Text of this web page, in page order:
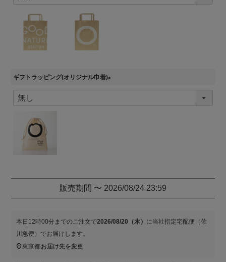
ギフトラッピング(オリジナル巾着)
(
販売期間 〜 2026/08/24 23:59
本日 12時00分 までのご注文で2026/08/20（木） に当社指定宅配便（佐
川急便） でお届けします。
東京都お届け先を変更